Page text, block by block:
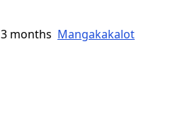
3 months Mangakakalot